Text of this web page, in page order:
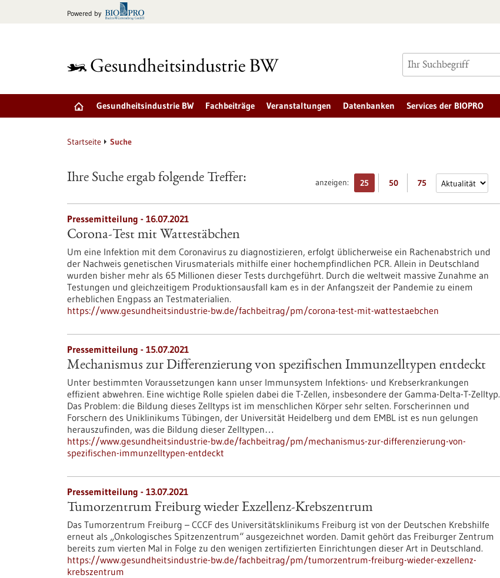
Powered by
Gesundheitsindustrie BW Fachbeiträge Veranstaltungen Datenbanken Services der BIOPRO
Startseite Suche
anzeigen: 25 50 75
Ihre Suche ergab folgende Treffer:
Pressemitteilung - 16.07.2021
Corona-Test mit Wattestäbchen
Um eine Infektion mit dem Coronavirus zu diagnostizieren, erfolgt üblicherweise ein Rachenabstrich und
der Nachweis genetischen Virusmaterials mithilfe einer hochempfindlichen PCR. Allein in Deutschland
wurden bisher mehr als 65 Millionen dieser Tests durchgeführt. Durch die weltweit massive Zunahme an
Testungen und gleichzeitigem Produktionsausfall kam es in der Anfangszeit der Pandemie zu einem
erheblichen Engpass an Testmaterialien.
https://www.gesundheitsindustrie-bw.de/fachbeitrag/pm/corona-test-mit-wattestaebchen
Pressemitteilung - 15.07.2021
Mechanismus zur Differenzierung von spezifischen Immunzelltypen entdeckt
Unter bestimmten Voraussetzungen kann unser Immunsystem Infektions- und Krebserkrankungen
effizient abwehren. Eine wichtige Rolle spielen dabei die T-Zellen, insbesondere der Gamma-Delta-T-Zelltyp.
Das Problem: die Bildung dieses Zelltyps ist im menschlichen Körper sehr selten. Forscherinnen und
Forschern des Uniklinikums Tübingen, der Universität Heidelberg und dem EMBL ist es nun gelungen
herauszufinden, was die Bildung dieser Zelltypen…
https://www.gesundheitsindustrie-bw.de/fachbeitrag/pm/mechanismus-zur-differenzierung-von-
spezifischen-immunzelltypen-entdeckt
Pressemitteilung - 13.07.2021
Tumorzentrum Freiburg wieder Exzellenz-Krebszentrum
Das Tumorzentrum Freiburg – CCCF des Universitätsklinikums Freiburg ist von der Deutschen Krebshilfe
erneut als „Onkologisches Spitzenzentrum“ ausgezeichnet worden. Damit gehört das Freiburger Zentrum
bereits zum vierten Mal in Folge zu den wenigen zertifizierten Einrichtungen dieser Art in Deutschland.
https://www.gesundheitsindustrie-bw.de/fachbeitrag/pm/tumorzentrum-freiburg-wieder-exzellenz-
krebszentrum